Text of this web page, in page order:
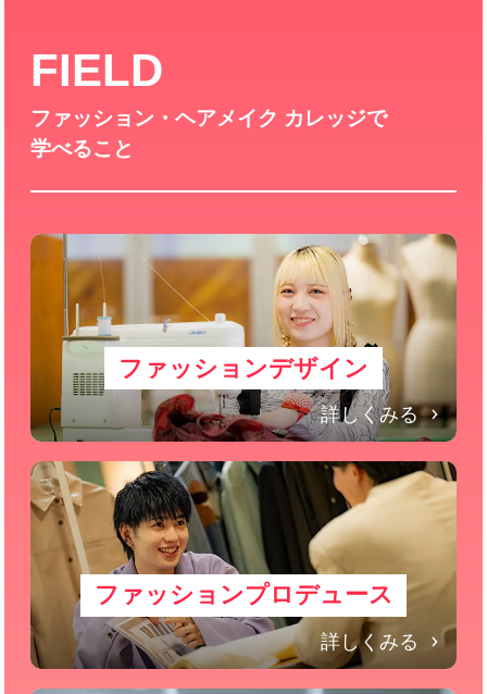
FIELD
ファッション・ヘアメイク カレッジで
学べること
ファッションデザイン
詳しくみる
ファッションプロデュース
詳しくみる